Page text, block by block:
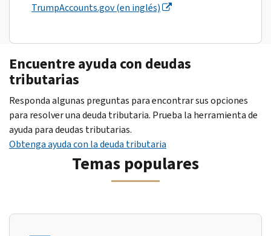
TrumpAccounts.gov (en inglés)
Encuentre ayuda con deudas
tributarias
Responda algunas preguntas para encontrar sus opciones
para resolver una deuda tributaria. Prueba la herramienta de
ayuda para deudas tributarias.
Obtenga ayuda con la deuda tributaria
Temas populares